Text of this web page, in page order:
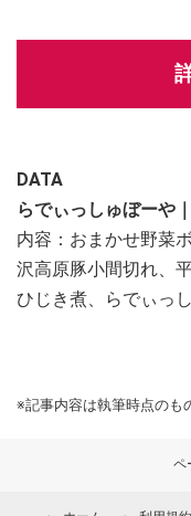
DATA
らでぃっしゅぼーや
内容：おまかせ野菜
沢高原豚小間切れ、
ひじき煮、らでぃっ
※記事内容は執筆時点のも
ペ